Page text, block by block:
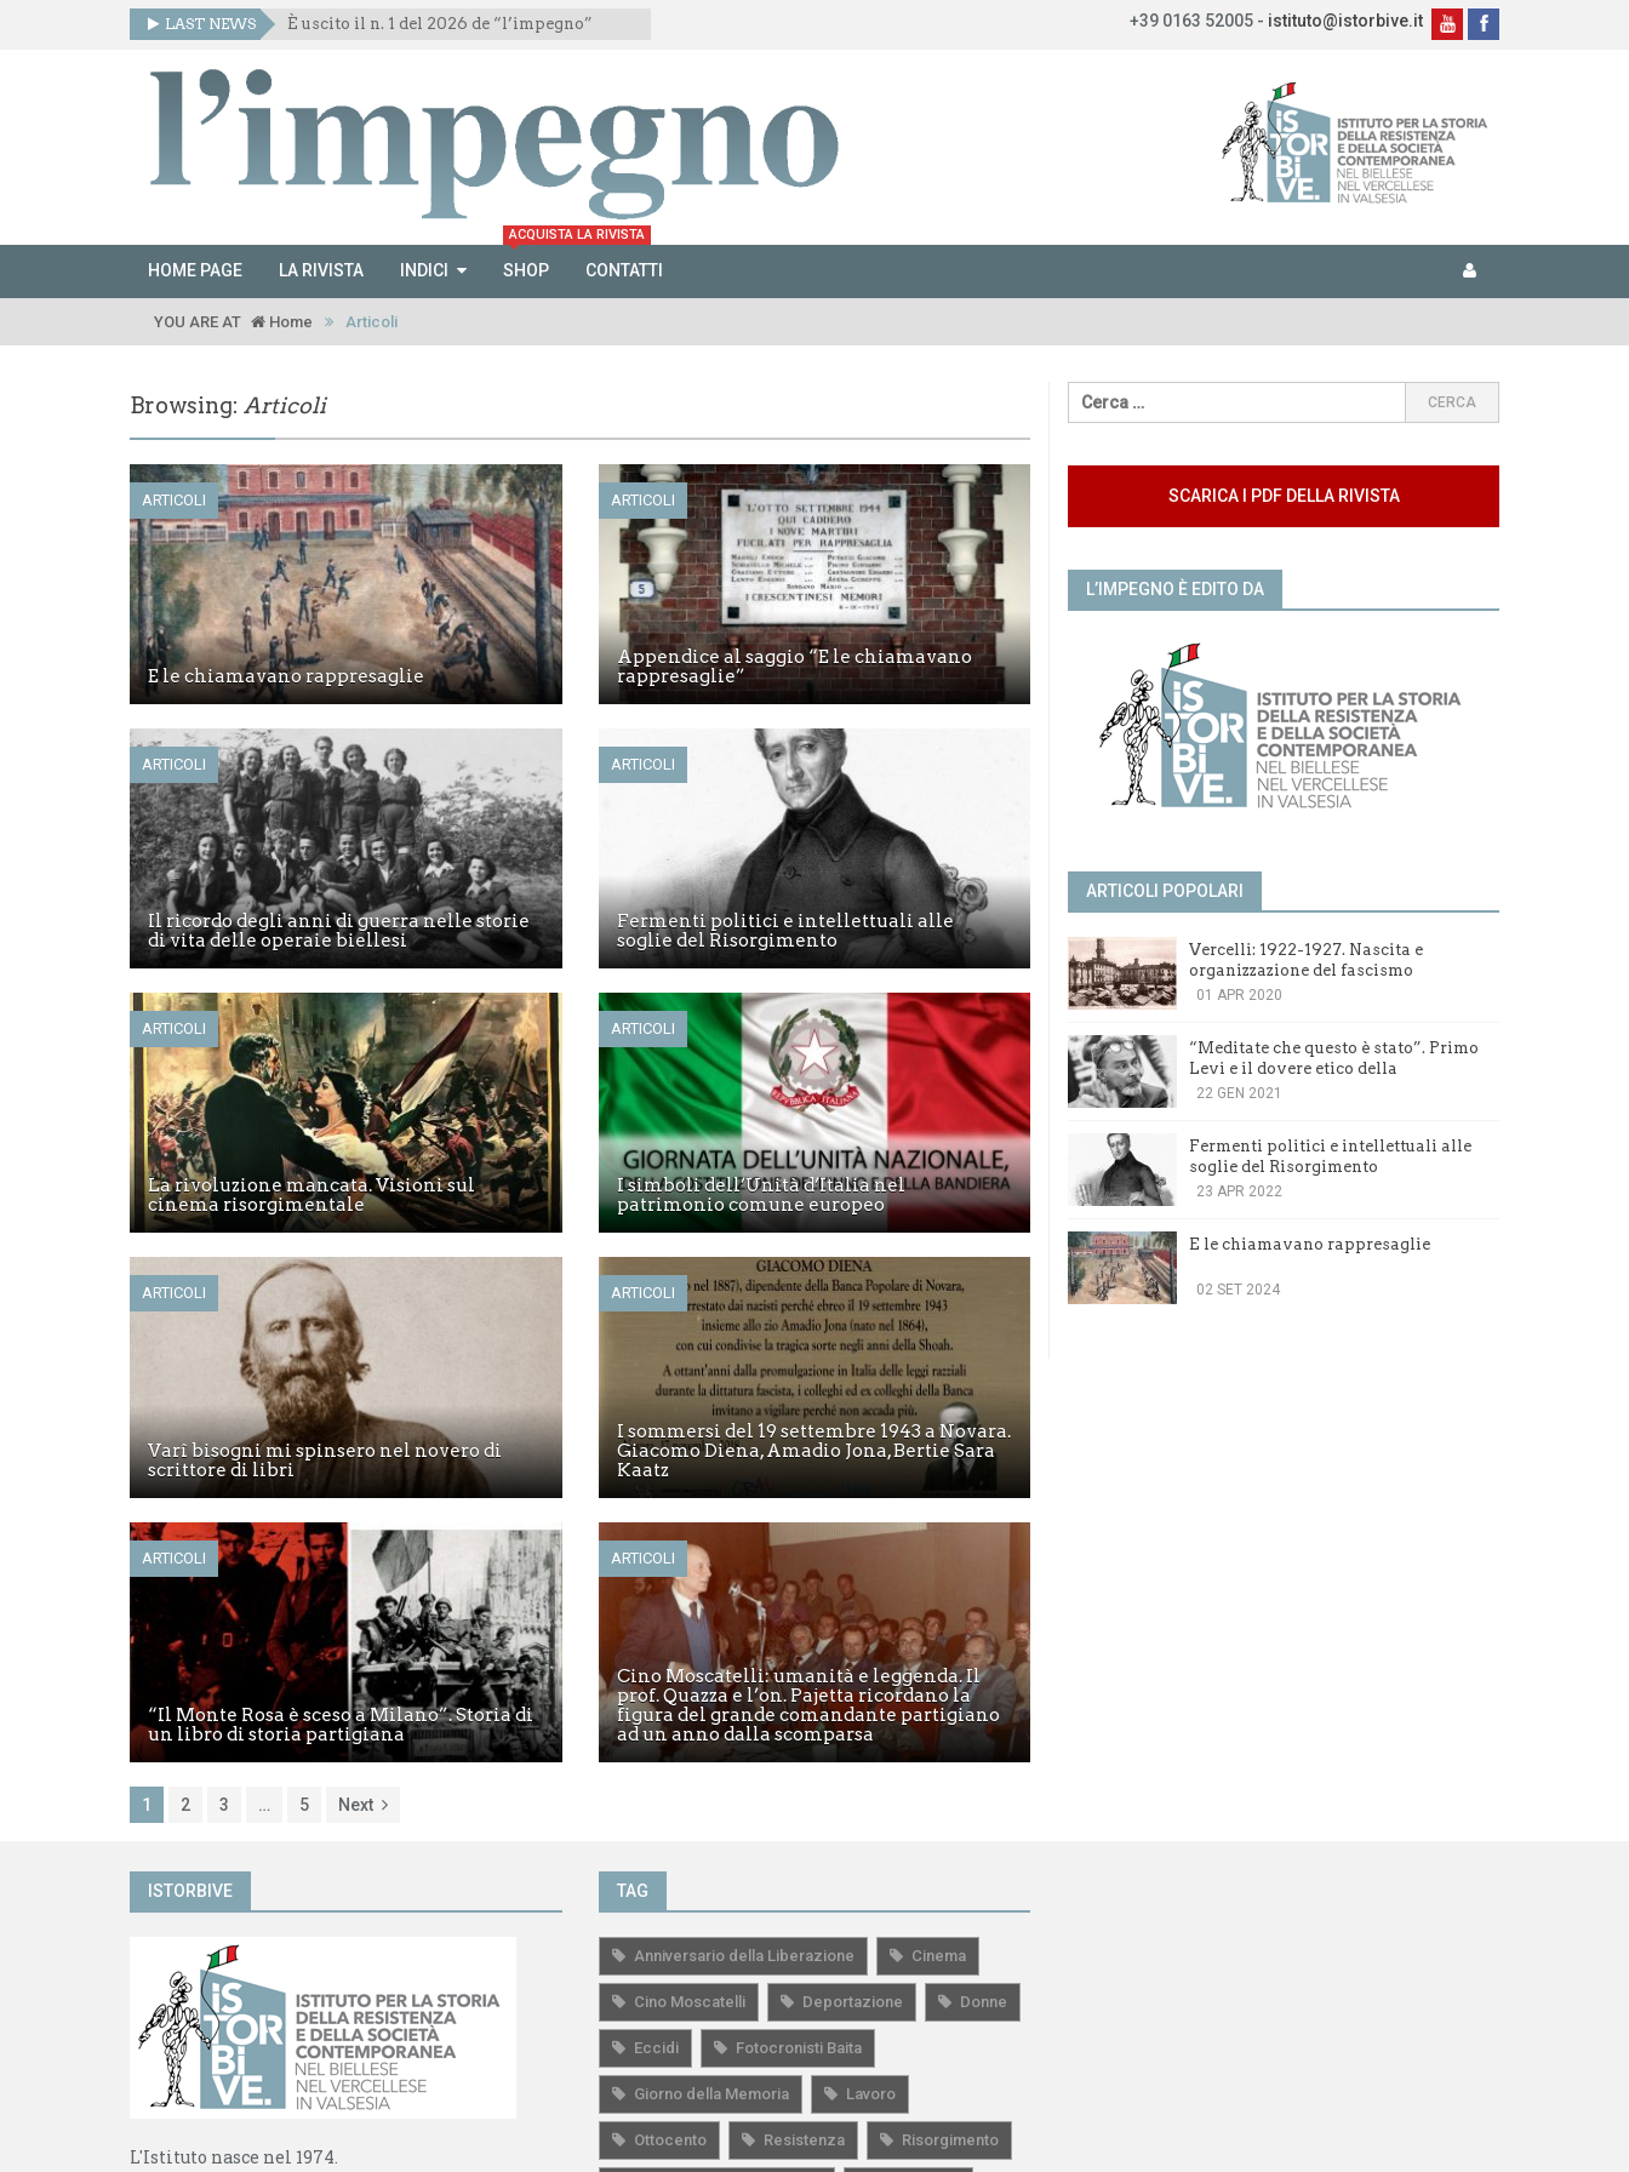
LAST NEWS È uscito il n. 1 del 2026 de “l’impegno” +39 0163 52005 - istituto@istorbive.it
HOME PAGE LA RIVISTA INDICI SHOP
ACQUISTA LA RIVISTA
CONTATTI
YOU ARE AT Home Articoli
Browsing: Articoli
ARTICOLI
E le chiamavano rappresaglie
ARTICOLI
Appendice al saggio “E le chiamavano
rappresaglie”
ARTICOLI
Il ricordo degli anni di guerra nelle storie
di vita delle operaie biellesi
ARTICOLI
Fermenti politici e intellettuali alle
soglie del Risorgimento
ARTICOLI
La rivoluzione mancata. Visioni sul
cinema risorgimentale
ARTICOLI
I simboli dell’Unità d’Italia nel
patrimonio comune europeo
ARTICOLI
Varî bisogni mi spinsero nel novero di
scrittore di libri
ARTICOLI
I sommersi del 19 settembre 1943 a Novara.
Giacomo Diena, Amadio Jona, Bertie Sara
Kaatz
ARTICOLI
“Il Monte Rosa è sceso a Milano”. Storia di
un libro di storia partigiana
ARTICOLI
Cino Moscatelli: umanità e leggenda. Il
prof. Quazza e l’on. Pajetta ricordano la
figura del grande comandante partigiano
ad un anno dalla scomparsa
1 2 3 … 5 Next
SCARICA I PDF DELLA RIVISTA
L’IMPEGNO È EDITO DA
ARTICOLI POPOLARI
Vercelli: 1922-1927. Nascita e
organizzazione del fascismo
01 APR 2020
“Meditate che questo è stato”. Primo
Levi e il dovere etico della
testimonianza
22 GEN 2021
Fermenti politici e intellettuali alle
soglie del Risorgimento
23 APR 2022
E le chiamavano rappresaglie
02 SET 2024
ISTORBIVE
L'Istituto nasce nel 1974.
TAG
Anniversario della Liberazione Cinema
Cino Moscatelli Deportazione Donne
Eccidi Fotocronisti Baita
Giorno della Memoria Lavoro
Ottocento Resistenza Risorgimento